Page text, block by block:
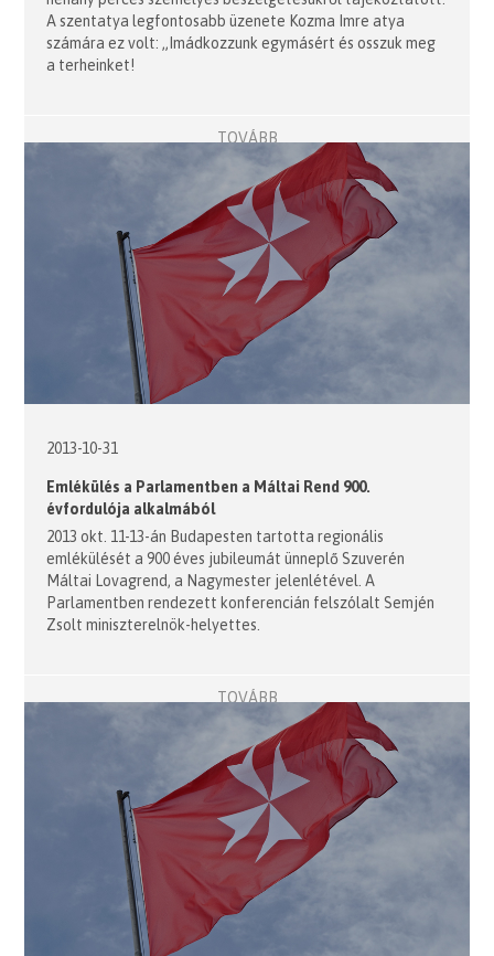
A szentatya legfontosabb üzenete Kozma Imre atya
számára ez volt: „Imádkozzunk egymásért és osszuk meg
a terheinket!
TOVÁBB
2013-10-31
Emlékülés a Parlamentben a Máltai Rend 900.
évfordulója alkalmából
2013 okt. 11-13-án Budapesten tartotta regionális
emlékülését a 900 éves jubileumát ünneplő Szuverén
Máltai Lovagrend, a Nagymester jelenlétével. A
Parlamentben rendezett konferencián felszólalt Semjén
Zsolt miniszterelnök-helyettes.
TOVÁBB